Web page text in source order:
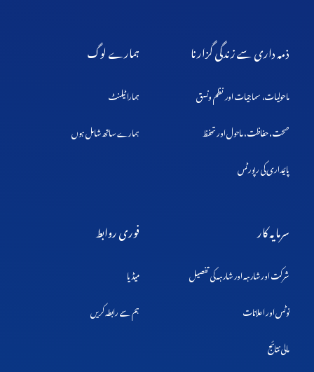
ذمہ داری سے زندگی گزارنا
ماحولیات، سماجیات اور نظم ونسق
صحت، حفاظت، ماحول اور تحفظ
پائیداری کی رپورٹس
ہمارے لوگ
ہمارا ٹیلنٹ
ہمارے ساتھ شامل ہوں
سرمایہ کار
شرکت اور شارہہ اور شارہہ کی تفصیل
نوٹس اور اعلانات
مالی نتائج
فوری روابط
میڈیا
ہم سے رابطہ کریں